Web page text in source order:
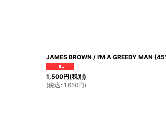
JAMES BROWN / I'M A GREEDY MAN
1,500円(税別)
(税込 : 1,650円)